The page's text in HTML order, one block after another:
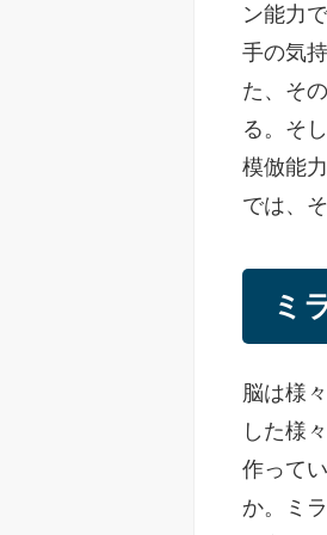
ン能力
手の気
た、そ
る。そ
模倣能
では、
ミ
脳は様
した様
作って
か。ミ